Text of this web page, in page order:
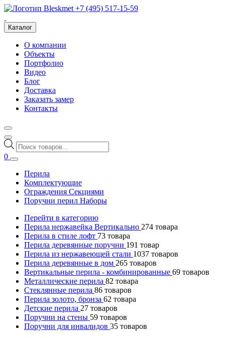
+7 (495) 517-15-59
Каталог
О компании
Объекты
Портфолио
Видео
Блог
Доставка
Заказать замер
Контакты
Поиск
товаров
0
Перила
Комплектующие
Ограждения Секциями
Поручни перил Наборы
Перейти в категорию
Перила нержавейка Вертикально 274 товара
Перила в стиле лофт 73 товара
Перила деревянные поручни 191 товар
Перила из нержавеющей стали 1037 товаров
Перила деревянные в дом 265 товаров
Вертикальные перила - комбинированные 69 товаров
Металлические перила 82 товара
Стеклянные перила 86 товаров
Перила золото, бронза 62 товара
Детские перила 27 товаров
Поручни на стены 59 товаров
Поручни для инвалидов 35 товаров